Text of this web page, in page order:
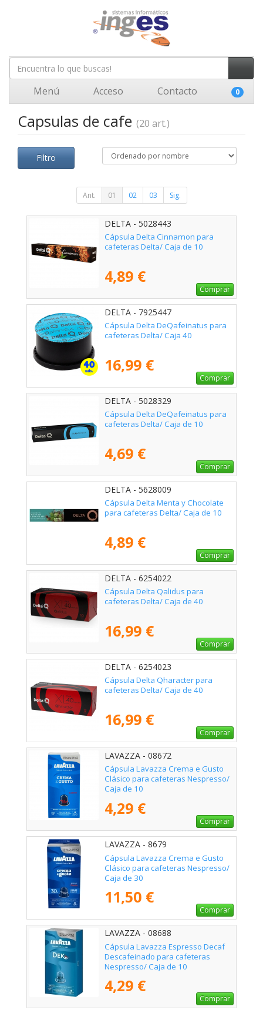
Menú Acceso Contacto 0
Capsulas de cafe (20 art.)
Filtro
Ant. 01 02 03 Sig.
DELTA - 5028443
Cápsula Delta Cinnamon para
cafeteras Delta/ Caja de 10
4,89 €
Comprar
DELTA - 7925447
Cápsula Delta DeQafeinatus para
cafeteras Delta/ Caja 40
16,99 €
Comprar
DELTA - 5028329
Cápsula Delta DeQafeinatus para
cafeteras Delta/ Caja de 10
4,69 €
Comprar
DELTA - 5628009
Cápsula Delta Menta y Chocolate
para cafeteras Delta/ Caja de 10
4,89 €
Comprar
DELTA - 6254022
Cápsula Delta Qalidus para
cafeteras Delta/ Caja de 40
16,99 €
Comprar
DELTA - 6254023
Cápsula Delta Qharacter para
cafeteras Delta/ Caja de 40
16,99 €
Comprar
LAVAZZA - 08672
Cápsula Lavazza Crema e Gusto
Clásico para cafeteras Nespresso/
Caja de 10
4,29 €
Comprar
LAVAZZA - 8679
Cápsula Lavazza Crema e Gusto
Clásico para cafeteras Nespresso/
Caja de 30
11,50 €
Comprar
LAVAZZA - 08688
Cápsula Lavazza Espresso Decaf
Descafeinado para cafeteras
Nespresso/ Caja de 10
4,29 €
Comprar